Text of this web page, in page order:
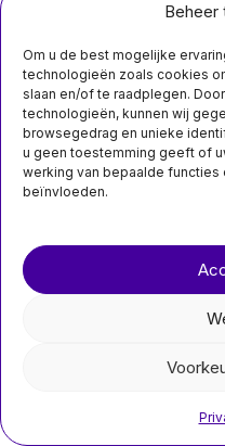
Beheer
Om u de best mogelijke
technologieën zoals cookies
slaan en/of te raadplegen.
technologieën, kunnen wij
browsegedrag en unieke
u geen toestemming geeft of
werking van bepaalde
beïnvloeden.
augustus 8 13:10
Verdachte
in woning in Den Haag
nieuwsimpuls.online
MIS HET NIET
Veel
start-ups
ups en